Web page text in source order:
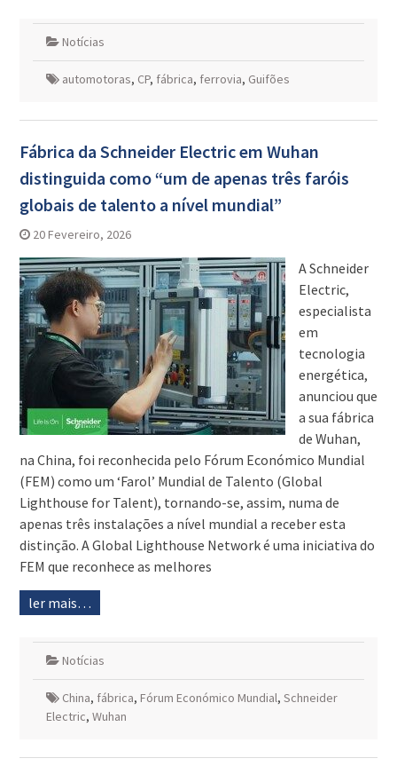
Notícias
automotoras, CP, fábrica, ferrovia, Guifões
Fábrica da Schneider Electric em Wuhan
distinguida como “um de apenas três faróis
globais de talento a nível mundial”
20 Fevereiro, 2026
A Schneider
Electric,
especialista
em
tecnologia
energética,
anunciou que
a sua fábrica
de Wuhan,
na China, foi reconhecida pelo Fórum Económico Mundial
(FEM) como um ‘Farol’ Mundial de Talento (Global
Lighthouse for Talent), tornando-se, assim, numa de
apenas três instalações a nível mundial a receber esta
distinção. A Global Lighthouse Network é uma iniciativa do
FEM que reconhece as melhores
ler mais…
Notícias
China, fábrica, Fórum Económico Mundial, Schneider
Electric, Wuhan